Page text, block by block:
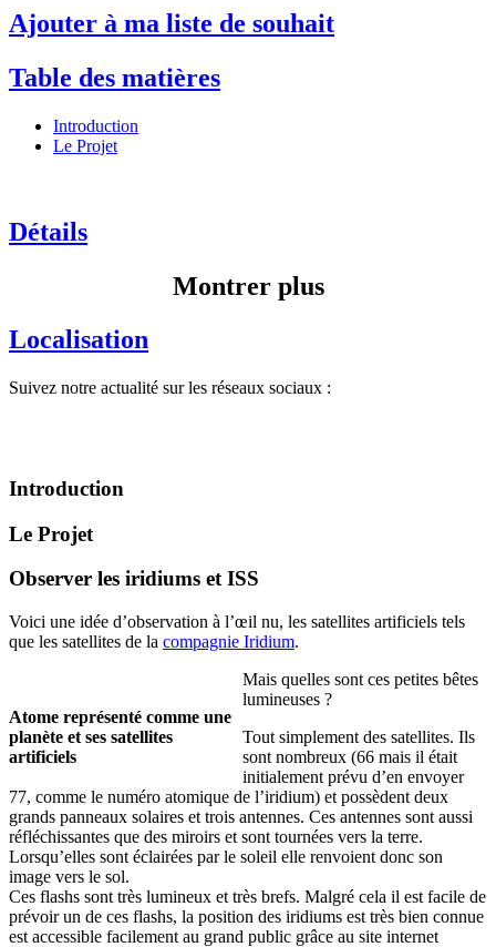
Ajouter à ma liste de souhait
Table des matières
Introduction
Le Projet
Détails
Montrer plus
Localisation
Suivez notre actualité sur les réseaux sociaux :
Introduction
Le Projet
Observer les iridiums et ISS
Voici une idée d’observation à l’œil nu, les satellites artificiels tels
que les satellites de la compagnie Iridium.
Atome représenté comme une
planète et ses satellites
artificiels
Mais quelles sont ces petites bêtes
lumineuses ?
Tout simplement des satellites. Ils
sont nombreux (66 mais il était
initialement prévu d’en envoyer
77, comme le numéro atomique de l’iridium) et possèdent deux
grands panneaux solaires et trois antennes. Ces antennes sont aussi
réfléchissantes que des miroirs et sont tournées vers la terre.
Lorsqu’elles sont éclairées par le soleil elle renvoient donc son
image vers le sol.
Ces flashs sont très lumineux et très brefs. Malgré cela il est facile de
prévoir un de ces flashs, la position des iridiums est très bien connue
est accessible facilement au grand public grâce au site internet